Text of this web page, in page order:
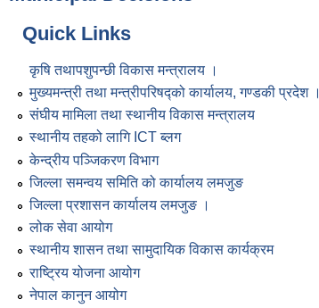
Quick Links
कृषि तथापशुपन्छी विकास मन्त्रालय ।
मुख्यमन्त्री तथा मन्त्रीपरिषद्को कार्यालय, गण्डकी प्रदेश ।
संघीय मामिला तथा स्थानीय विकास मन्त्रालय
स्थानीय तहको लागि ICT ब्लग
केन्द्रीय पञ्जिकरण विभाग
जिल्ला समन्वय समिति को कार्यालय लमजुङ
जिल्ला प्रशासन कार्यालय लमजुङ ।
लोक सेवा आयोग
स्थानीय शासन तथा सामुदायिक विकास कार्यक्रम
राष्ट्रिय योजना आयोग
नेपाल कानुन आयोग